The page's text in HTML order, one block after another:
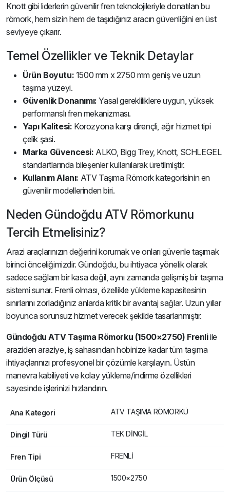
Knott gibi liderlerin güvenilir fren teknolojileriyle donatılan bu
römork, hem sizin hem de taşıdığınız aracın güvenliğini en üst
seviyeye çıkarır.
Temel Özellikler ve Teknik Detaylar
Ürün Boyutu: 1500 mm x 2750 mm geniş ve uzun
taşıma yüzeyi.
Güvenlik Donanımı: Yasal gerekliliklere uygun, yüksek
performanslı fren mekanizması.
Yapı Kalitesi: Korozyona karşı dirençli, ağır hizmet tipi
çelik şasi.
Marka Güvencesi: ALKO, Bigg Trey, Knott, SCHLEGEL
standartlarında bileşenler kullanılarak üretilmiştir.
Kullanım Alanı: ATV Taşıma Römork kategorisinin en
güvenilir modellerinden biri.
Neden Gündoğdu ATV Römorkunu
Tercih Etmelisiniz?
Arazi araçlarınızın değerini korumak ve onları güvenle taşımak
birinci önceliğimizdir. Gündoğdu, bu ihtiyaca yönelik olarak
sadece sağlam bir kasa değil, aynı zamanda gelişmiş bir taşıma
sistemi sunar. Frenli olması, özellikle yükleme kapasitesinin
sınırlarını zorladığınız anlarda kritik bir avantaj sağlar. Uzun yıllar
boyunca sorunsuz hizmet verecek şekilde tasarlanmıştır.
Gündoğdu ATV Taşıma Römorku (1500×2750) Frenliile
araziden araziye, iş sahasından hobinize kadar tüm taşıma
ihtiyaçlarınızı profesyonel bir çözümle karşılayın. Üstün
manevra kabiliyeti ve kolay yükleme/indirme özellikleri
sayesinde işlerinizi hızlandırın.
Ana Kategori ATV TAŞIMA RÖMORKÜ
Dingil Türü TEK DİNGİL
Fren Tipi FRENLİ
Ürün Ölçüsü 1500×2750